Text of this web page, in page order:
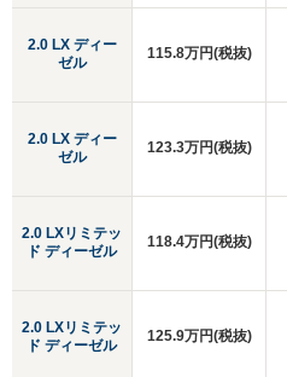
2.0 LX ディー
ゼル
2.0 LX ディー
ゼル
2.0 LXリミテッ
ド ディーゼル
2.0 LXリミテッ
ド ディーゼル
115.8万円(税抜)
123.3万円(税抜)
118.4万円(税抜)
125.9万円(税抜)